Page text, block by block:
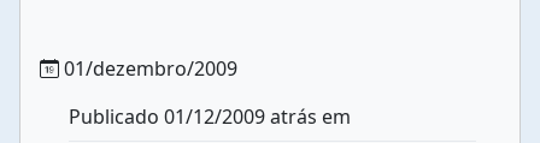
01/dezembro/2009
Publicado 01/12/2009 atrás em